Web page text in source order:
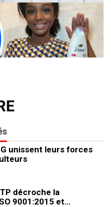
unissent leurs forces
décroche la
9001:2015 et…